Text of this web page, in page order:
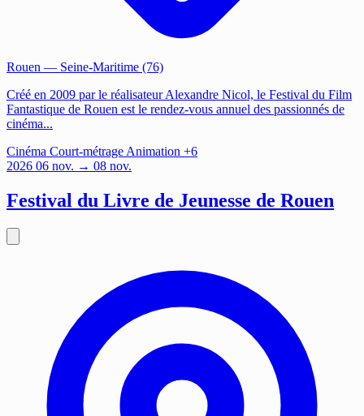
Rouen — Seine-Maritime (76)
Créé en 2009 par le réalisateur Alexandre Nicol, le Festival du Film
Fantastique de Rouen est le rendez-vous annuel des passionnés de
cinéma...
Cinéma Court-métrage Animation +6
2026 06 nov. → 08 nov.
Festival du Livre de Jeunesse de Rouen